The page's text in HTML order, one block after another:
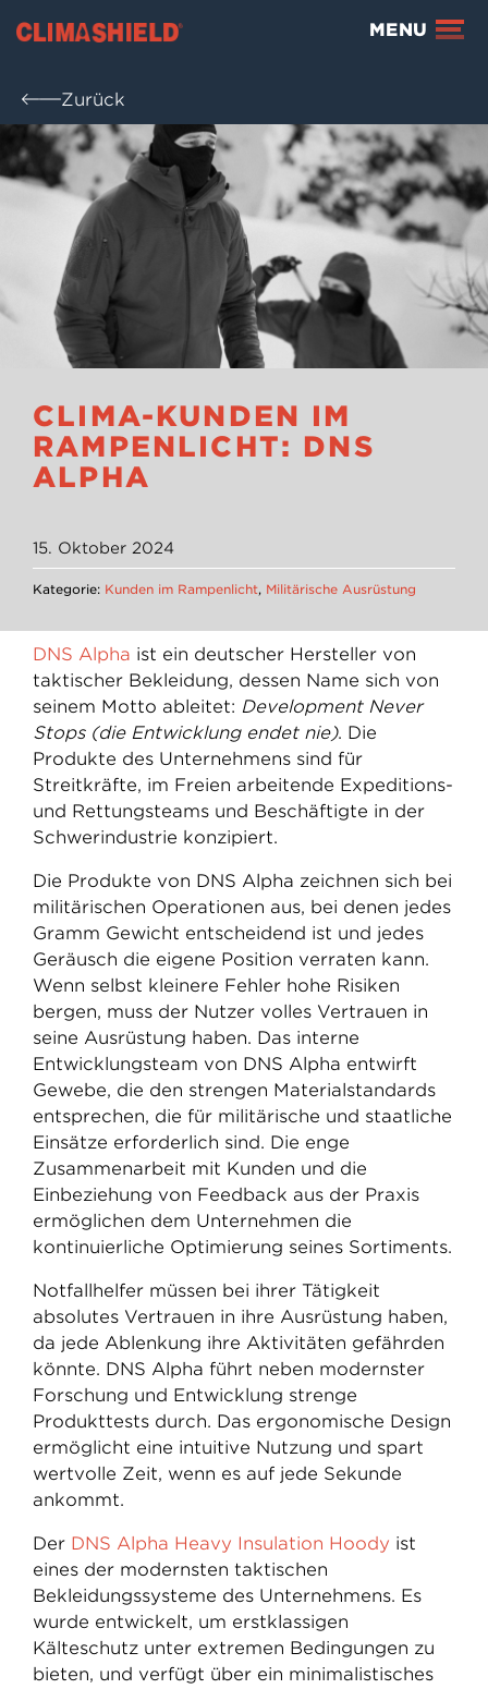
Climashield® MENU
Zurück
CLIMA-KUNDEN IM
RAMPENLICHT: DNS
ALPHA
15. Oktober 2024
Kategorie: Kunden im Rampenlicht, Militärische Ausrüstung
DNS Alpha ist ein deutscher Hersteller von
taktischer Bekleidung, dessen Name sich von
seinem Motto ableitet: Development Never
Stops (die Entwicklung endet nie). Die
Produkte des Unternehmens sind für
Streitkräfte, im Freien arbeitende Expeditions-
und Rettungsteams und Beschäftigte in der
Schwerindustrie konzipiert.
Die Produkte von DNS Alpha zeichnen sich bei
militärischen Operationen aus, bei denen jedes
Gramm Gewicht entscheidend ist und jedes
Geräusch die eigene Position verraten kann.
Wenn selbst kleinere Fehler hohe Risiken
bergen, muss der Nutzer volles Vertrauen in
seine Ausrüstung haben. Das interne
Entwicklungsteam von DNS Alpha entwirft
Gewebe, die den strengen Materialstandards
entsprechen, die für militärische und staatliche
Einsätze erforderlich sind. Die enge
Zusammenarbeit mit Kunden und die
Einbeziehung von Feedback aus der Praxis
ermöglichen dem Unternehmen die
kontinuierliche Optimierung seines Sortiments.
Notfallhelfer müssen bei ihrer Tätigkeit
absolutes Vertrauen in ihre Ausrüstung haben,
da jede Ablenkung ihre Aktivitäten gefährden
könnte. DNS Alpha führt neben modernster
Forschung und Entwicklung strenge
Produkttests durch. Das ergonomische Design
ermöglicht eine intuitive Nutzung und spart
wertvolle Zeit, wenn es auf jede Sekunde
ankommt.
Der DNS Alpha Heavy Insulation Hoody ist
eines der modernsten taktischen
Bekleidungssysteme des Unternehmens. Es
wurde entwickelt, um erstklassigen
Kälteschutz unter extremen Bedingungen zu
bieten, und verfügt über ein minimalistisches